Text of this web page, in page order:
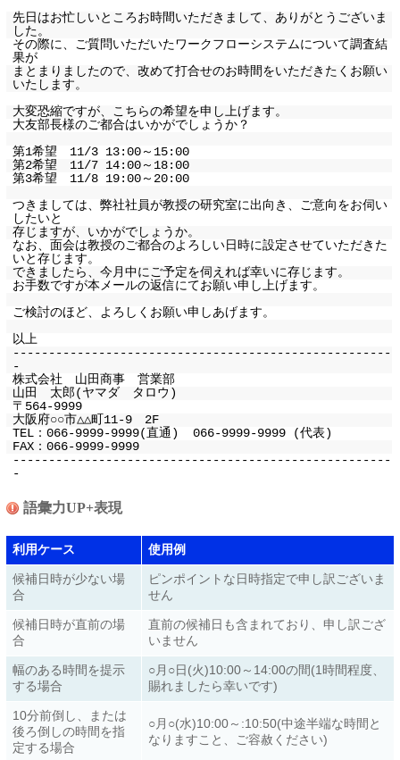
先日はお忙しいところお時間いただきまして、ありがとうございま
した。
その際に、ご質問いただいたワークフローシステムについて調査結
果が
まとまりましたので、改めて打合せのお時間をいただきたくお願い
いたします。
大変恐縮ですが、こちらの希望を申し上げます。
大友部長様のご都合はいかがでしょうか？
第1希望 11/3 13:00～15:00
第2希望 11/7 14:00～18:00
第3希望 11/8 19:00～20:00
つきましては、弊社社員が教授の研究室に出向き、ご意向をお伺い
したいと
存じますが、いかがでしょうか。
なお、面会は教授のご都合のよろしい日時に設定させていただきた
いと存じます。
できましたら、今月中にご予定を伺えれば幸いに存じます。
お手数ですが本メールの返信にてお願い申し上げます。
ご検討のほど、よろしくお願い申しあげます。
以上
-----------------------------------------------------
-
株式会社 山田商事 営業部
山田 太郎(ヤマダ タロウ)
〒564-9999
大阪府○○市△△町11-9 2F
TEL：066-9999-9999(直通) 066-9999-9999 (代表)
FAX：066-9999-9999
-----------------------------------------------------
-
語彙力UP+表現
利用ケース 使用例
候補日時が少ない場
合
ピンポイントな日時指定で申し訳ございま
せん
候補日時が直前の場
合
直前の候補日も含まれており、申し訳ござ
いません
幅のある時間を提示
する場合
○月○日(火)10:00～14:00の間(1時間程度、
賜れましたら幸いです)
10分前倒し、または
後ろ倒しの時間を指
定する場合
○月○(水)10:00～:10:50(中途半端な時間と
なりますこと、ご容赦ください)